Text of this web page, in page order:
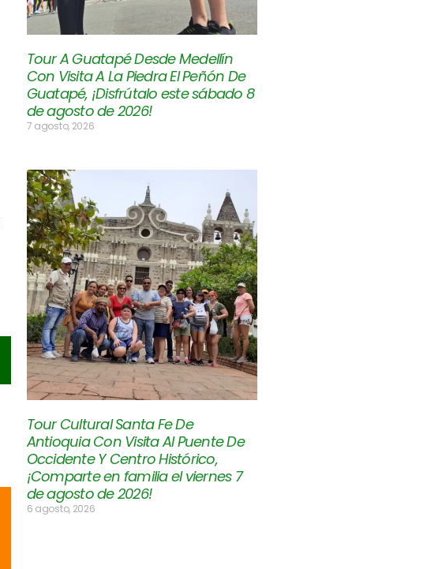
Tour A Guatapé Desde Medellín
Con Visita A La Piedra El Peñón De
Guatapé, ¡Disfrútalo este sábado 8
de agosto de 2026!
7 agosto, 2026
Tour Cultural Santa Fe De
Antioquia Con Visita Al Puente De
Occidente Y Centro Histórico,
¡Comparte en familia el viernes 7
de agosto de 2026!
6 agosto, 2026